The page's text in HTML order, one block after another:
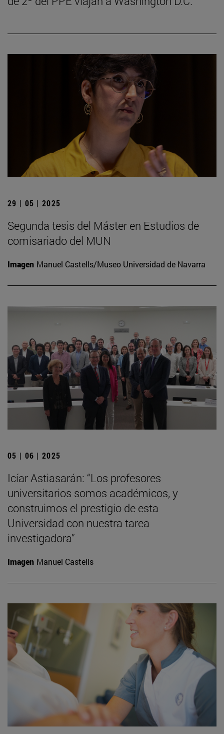
29 | 05 | 2025
Segunda tesis del Máster en Estudios de
comisariado del MUN
Imagen Manuel Castells/Museo Universidad de Navarra
05 | 06 | 2025
Icíar Astiasarán: “Los profesores
universitarios somos académicos, y
construimos el prestigio de esta
Universidad con nuestra tarea
investigadora”
Imagen Manuel Castells